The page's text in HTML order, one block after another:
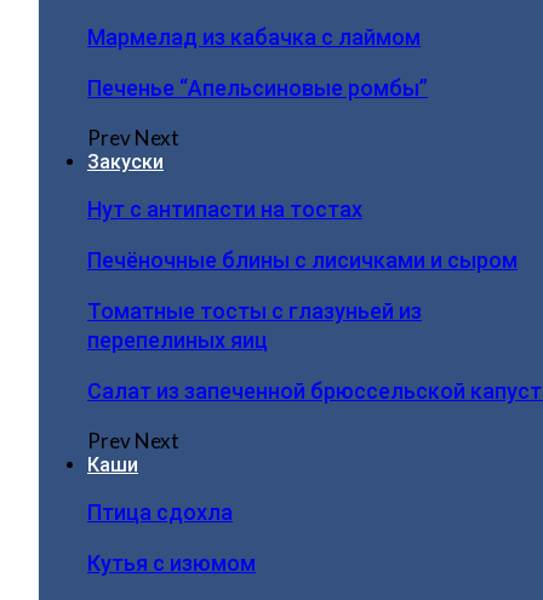
Мармелад из кабачка с лаймом
Печенье “Апельсиновые ромбы”
PrevNext
Закуски
Нут с антипасти на тостах
Печёночные блины с лисичками и сыром
Томатные тосты с глазуньей из
перепелиных яиц
Салат из запеченной брюссельской
PrevNext
Каши
Птица сдохла
Кутья с изюмом